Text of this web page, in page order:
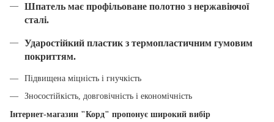
Шпатель має профільоване полотно з нержавіючої
сталі.
Ударостійкий пластик з термопластичним гумовим
покриттям.
Підвищена міцність і гнучкість
Зносостійкість, довговічність і економічність
Інтернет-магазин "Корд" пропонує широкий вибір